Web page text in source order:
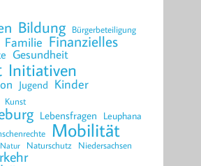
Bildung Bürgerbeteiligung
Familie Finanzielles
Gesundheit
Initiativen
Jugend Kinder
Kunst
Lebensfragen Leuphana
Mobilität
Natur Naturschutz Niedersachsen